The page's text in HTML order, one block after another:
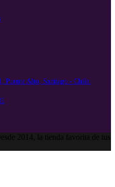
Puente Alto, Santiago - Chile.
2014, la tienda favorita de tus